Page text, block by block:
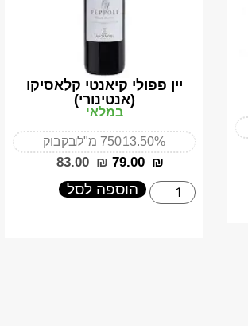
יין פפולי קיאנטי קלאסיקו
(אנטינורי)
במלאי
13.50%750 מ"ל בקבוק
‎83.00 ₪ ‎79.00 ₪
הוספה לסל